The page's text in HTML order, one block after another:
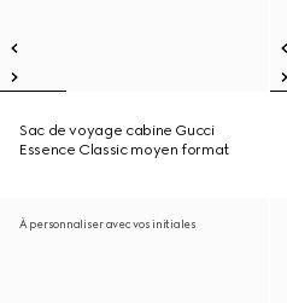
Sac de voyage cabine Gucci
Essence Classic moyen format
À personnaliser avec vos initiales